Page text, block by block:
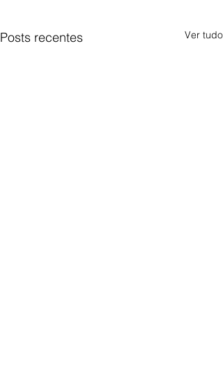
Posts recentes Ver tudo